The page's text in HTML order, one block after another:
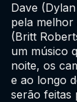
Dave
pela
(Britt
um músico
noite, os
e ao longo
serão feitas